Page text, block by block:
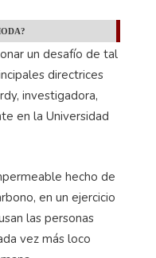
un desafío de tal
directrices
investigadora,
en la Universidad
hecho de
en un ejercicio
las personas
vez más loco